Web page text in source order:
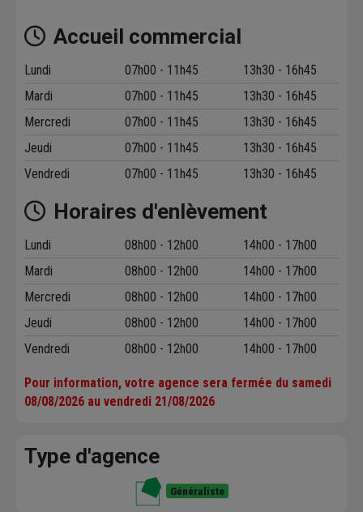
Accueil commercial
Lundi 07h00 - 11h45
13h30 - 16h45
Mardi
07h00 - 11h45
13h30 - 16h45
Mercredi
07h00 - 11h45
13h30 - 16h45
Jeudi
07h00 - 11h45
13h30 - 16h45
Vendredi
07h00 - 11h45 13h30 - 16h45
Horaires d'enlèvement
Lundi 08h00 - 12h00
14h00 - 17h00
Mardi
08h00 - 12h00
14h00 - 17h00
Mercredi
08h00 - 12h00
14h00 - 17h00
Jeudi
08h00 - 12h00
14h00 - 17h00
Vendredi
08h00 - 12h00 14h00 - 17h00
Pour information, votre agence sera fermée du samedi
08/08/2026 au vendredi 21/08/2026
Type d'agence
Généraliste